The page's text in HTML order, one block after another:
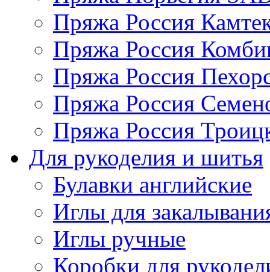
Пряжа Россия
Пряжа Россия
Пряжа Россия
Пряжа Россия
Пряжа Россия
Для рукоделия и шитья
Булавки английские
Иглы для
Иглы ручные
Коробки для